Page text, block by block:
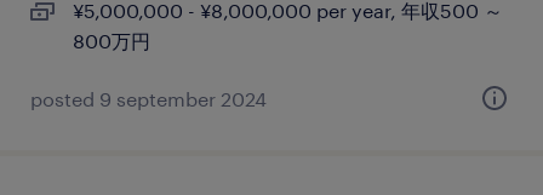
¥5,000,000 - ¥8,000,000 per year, 年収500 ～
800万円
posted 9 september 2024